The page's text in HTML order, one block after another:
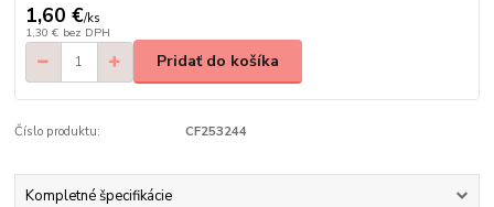
1,60 €/ks
1,30 € bez DPH
Pridať do košíka
Číslo produktu: CF253244
Kompletné špecifikácie